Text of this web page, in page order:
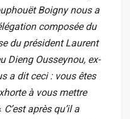
Boigny nous a
composée du
du président Laurent
Dieng Ousseynou, ex-
a dit ceci : vous êtes
à vous mettre
C’est après qu’il a